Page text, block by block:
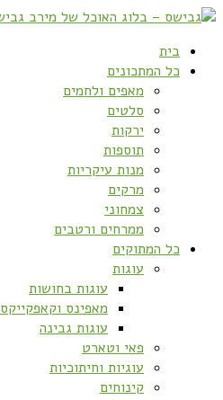
בית
כל המתכונים
מאפים ולחמים
סלטים
ירקות
תוספות
מנות עיקריות
מרקים
צמחוני
ממרחים ורטבים
כל המתוקים
עוגות
עוגות בחושות
מאפינס וקאפקייקס
עוגות גבינה
פאי וטארט
עוגיות וחיתוכיות
קינוחים